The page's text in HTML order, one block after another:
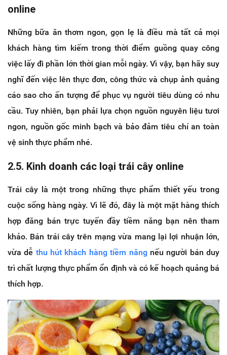
online
Những bữa ăn thơm ngon, gọn lẹ là điều mà tất cả mọi
khách hàng tìm kiếm trong thời điểm guồng quay công
việc lấy đi phần lớn thời gian mỗi ngày. Vì vậy, bạn hãy suy
nghĩ đến việc lên thực đơn, công thức và chụp ảnh quảng
cáo sao cho ấn tượng để phục vụ người tiêu dùng có nhu
cầu. Tuy nhiên, bạn phải lựa chọn nguồn nguyên liệu tươi
ngon, nguồn gốc minh bạch và bảo đảm tiêu chí an toàn
vệ sinh thực phẩm nhé.
2.5. Kinh doanh các loại trái cây online
Trái cây là một trong những thực phẩm thiết yếu trong
cuộc sống hàng ngày. Vì lẽ đó, đây là một mặt hàng thích
hợp đăng bán trực tuyến đầy tiềm năng bạn nên tham
khảo. Bán trái cây trên mạng vừa mang lại lợi nhuận lớn,
vừa dễ thu hút khách hàng tiềm năng nếu người bán duy
trì chất lượng thực phẩm ổn định và có kế hoạch quảng bá
thích hợp.